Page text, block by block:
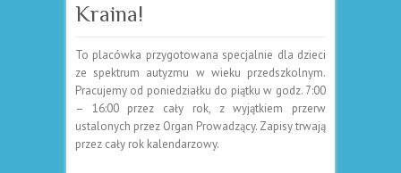
Kraina!
To placówka przygotowana specjalnie dla dzieci
ze spektrum autyzmu w wieku przedszkolnym.
Pracujemy od poniedziałku do piątku w godz. 7:00
– 16:00 przez cały rok, z wyjątkiem przerw
ustalonych przez Organ Prowadzący. Zapisy trwają
przez cały rok kalendarzowy.